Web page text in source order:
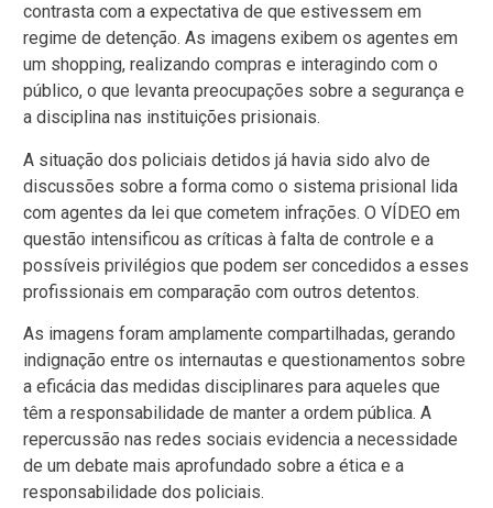
contrasta com a expectativa de que estivessem em
regime de detenção. As imagens exibem os agentes em
um shopping, realizando compras e interagindo com o
público, o que levanta preocupações sobre a segurança e
a disciplina nas instituições prisionais.
A situação dos policiais detidos já havia sido alvo de
discussões sobre a forma como o sistema prisional lida
com agentes da lei que cometem infrações. O VÍDEO em
questão intensificou as críticas à falta de controle e a
possíveis privilégios que podem ser concedidos a esses
profissionais em comparação com outros detentos.
As imagens foram amplamente compartilhadas, gerando
indignação entre os internautas e questionamentos sobre
a eficácia das medidas disciplinares para aqueles que
têm a responsabilidade de manter a ordem pública. A
repercussão nas redes sociais evidencia a necessidade
de um debate mais aprofundado sobre a ética e a
responsabilidade dos policiais.